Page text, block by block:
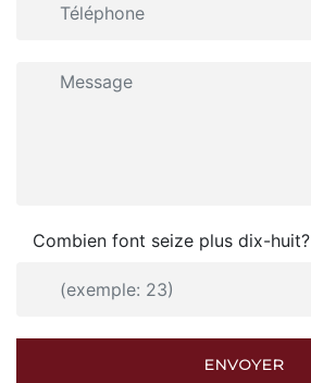
Combien font seize plus dix-huit?
ENVOYER